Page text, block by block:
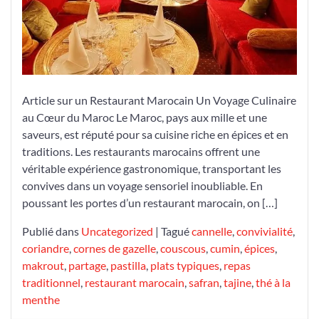
Article sur un Restaurant Marocain Un Voyage Culinaire
au Cœur du Maroc Le Maroc, pays aux mille et une
saveurs, est réputé pour sa cuisine riche en épices et en
traditions. Les restaurants marocains offrent une
véritable expérience gastronomique, transportant les
convives dans un voyage sensoriel inoubliable. En
poussant les portes d’un restaurant marocain, on […]
Publié dans Uncategorized | Taguécannelle,convivialité,
coriandre,cornes de gazelle,couscous,cumin,épices,
makrout, partage, pastilla, plats typiques, repas
traditionnel, restaurant marocain,safran,tajine,thé à la
menthe